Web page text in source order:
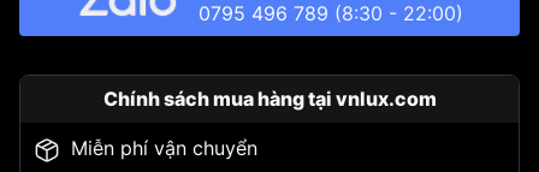
0795 496 789 (8:30 - 22:00)
Chính sách mua hàng tại vnlux.com
Miễn phí vận chuyển